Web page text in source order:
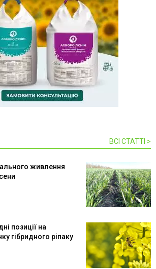
ВСІ СТАТТІ >
живлення
позиції на
гібридного ріпаку